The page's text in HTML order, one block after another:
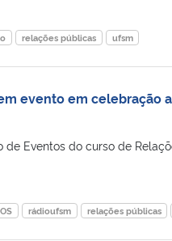
relações públicas ufsm
evento em celebração
Eventos do curso de
rádioufsm relações públicas